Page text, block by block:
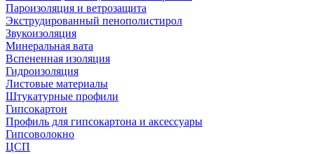
Пароизоляция и ветрозащита
Экструдированный пенополистирол
Звукоизоляция
Минеральная вата
Вспененная изоляция
Гидроизоляция
Листовые материалы
Штукатурные профили
Гипсокартон
Профиль для гипсокартона и аксессуары
Гипсоволокно
ЦСП